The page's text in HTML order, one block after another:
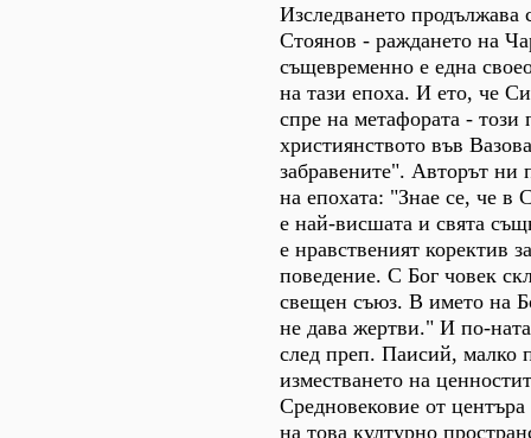
Изследването продължава
Стоянов - раждането на
същевременно е една
на тази епоха. И ето, че
спре на метафората - този
християнството във
забравените". Авторът ни
на епохата: "Знае се, че в
е най-висшата и свята
е нравственият коректив
поведение. С Бог човек
свещен съюз. В името на
не дава жертви." И по-
след преп. Паисий, малко
изместването на
Средновековие от
на това културно